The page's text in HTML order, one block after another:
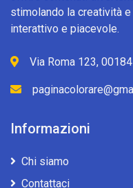
stimolando la creatività
interattivo e piacevole.
Via Roma 123,
Informazioni
Chi siamo
Contattaci